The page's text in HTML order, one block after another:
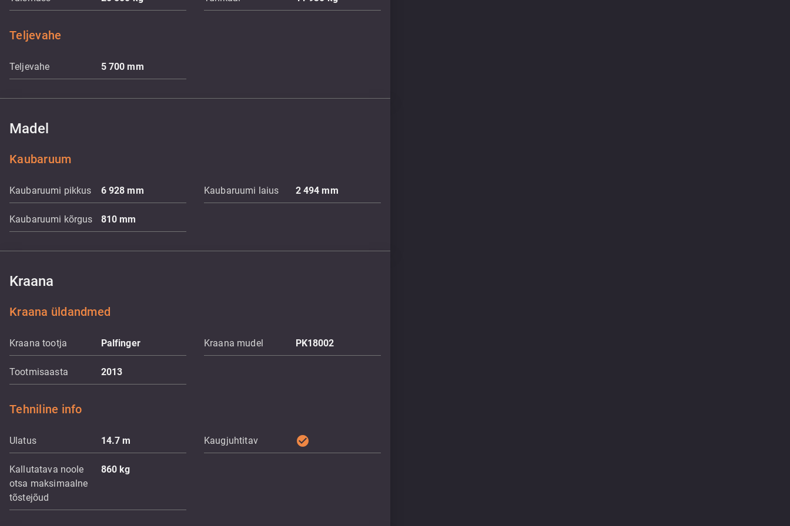
Teljevahe
Teljevahe 5 700mm
Madel
Kaubaruum
Kaubaruumi pikkus 6 928mm Kaubaruumi laius 2 494mm
Kaubaruumi kõrgus 810mm
Kraana
Kraana üldandmed
Kraana tootja Palfinger Kraana mudel PK18002
Tootmisaasta 2013
Tehniline info
Ulatus 14.7m Kaugjuhtitav check_circle
Kallutatava noole
otsa maksimaalne
tõstejõud
860kg